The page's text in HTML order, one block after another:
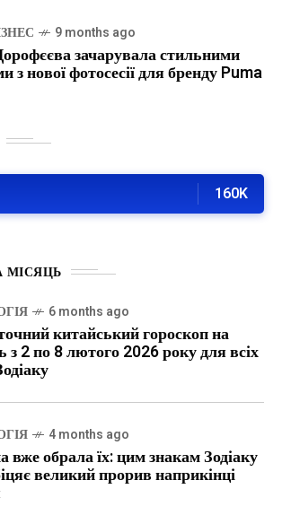
9 months ago
зачарувала стильними
з нової фотосесії для бренду Puma
160K
МІСЯЦЬ
6 months ago
китайський гороскоп на
з 2 по 8 лютого 2026 року для всіх
4 months ago
вже обрала їх: цим знакам Зодіаку
великий прорив наприкінці